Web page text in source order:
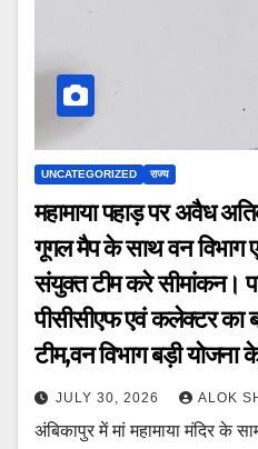
UNCATEGORIZED राज्य
महामाया पहाड़ पर अवैध
गूगल मैप के साथ वन विभाग
संयुक्त टीम करे सीमांकन।
पीसीसीएफ एवं कलेक्टर का
टीम,वन विभाग बड़ी योजना
JULY 30, 2026 ALOK
अंबिकापुर में मां महामाया मंदिर के